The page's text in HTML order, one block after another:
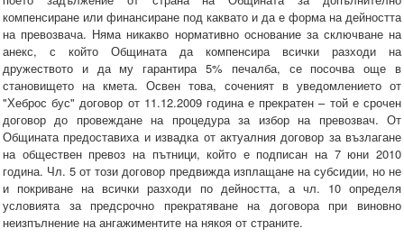
компенсиране или финансиране под каквато и да е форма на дейността
на превозвача. Няма никакво нормативно основание за сключване на
анекс, с който Общината да компенсира всички разходи на
дружеството и да му гарантира 5% печалба, се посочва още в
становището на кмета. Освен това, соченият в уведомлението от
"Хеброс бус" договор от 11.12.2009 година е прекратен – той е срочен
договор до провеждане на процедура за избор на превозвач. От
Общината предоставиха и извадка от актуалния договор за възлагане
на обществен превоз на пътници, който е подписан на 7 юни 2010
година. Чл. 5 от този договор предвижда изплащане на субсидии, но не
и покриване на всички разходи по дейността, а чл. 10 определя
условията за предсрочно прекратяване на договора при виновно
неизпълнение на ангажиментите на някоя от страните.